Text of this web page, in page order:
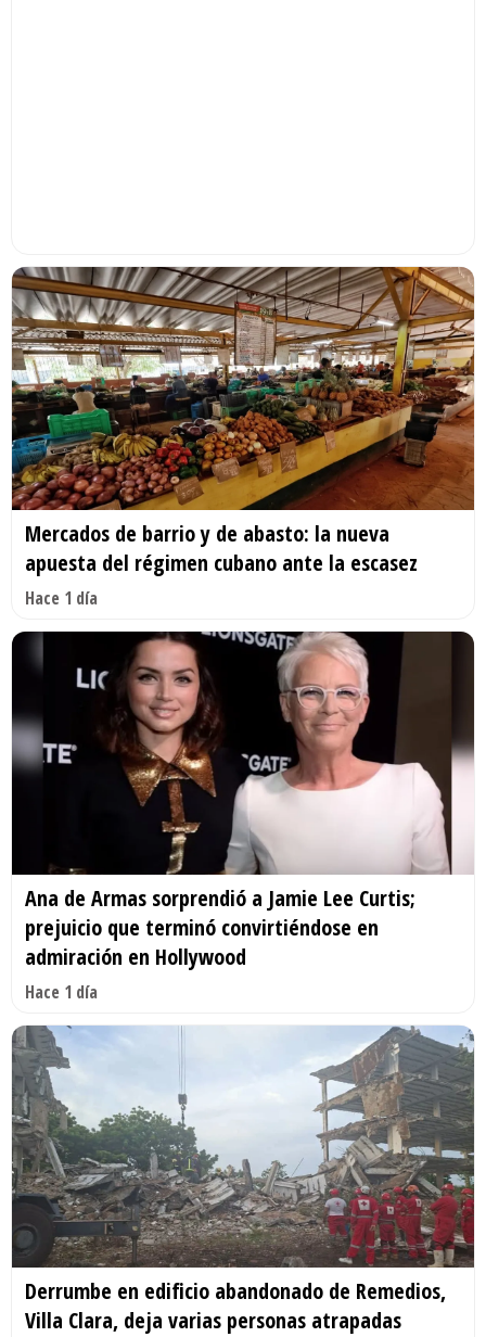
Mercados de barrio y de abasto: la nueva
apuesta del régimen cubano ante la escasez
Hace 1 día
Ana de Armas sorprendió a Jamie Lee Curtis;
prejuicio que terminó convirtiéndose en
admiración en Hollywood
Hace 1 día
Derrumbe en edificio abandonado de Remedios,
Villa Clara, deja varias personas atrapadas